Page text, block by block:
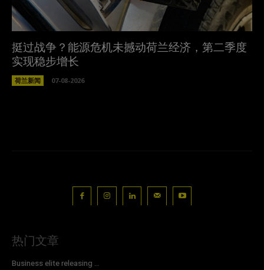
挺过战争？能源危机未撼动荷兰经济，第二季度
实现稳步增长
荷兰新闻 07-08-2026
热门文章
Business elite releasing ...